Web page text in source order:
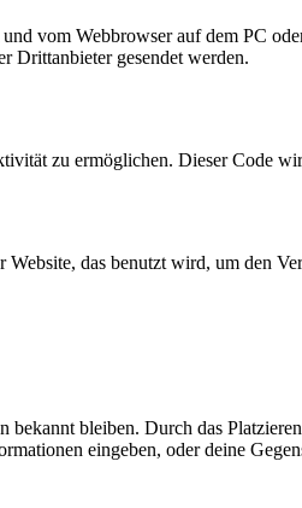
vom Webbrowser auf dem PC
Drittanbieter gesendet werden.
zu ermöglichen. Dieser Code
das benutzt wird, um den
bleiben. Durch das
eingeben, oder deine